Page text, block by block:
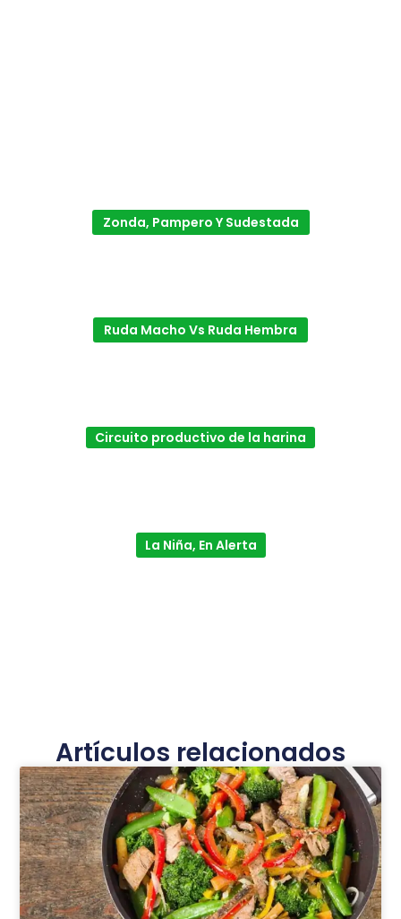
Zonda, Pampero Y Sudestada
Ruda Macho Vs Ruda Hembra
Circuito productivo de la harina
La Niña, En Alerta
Artículos relacionados